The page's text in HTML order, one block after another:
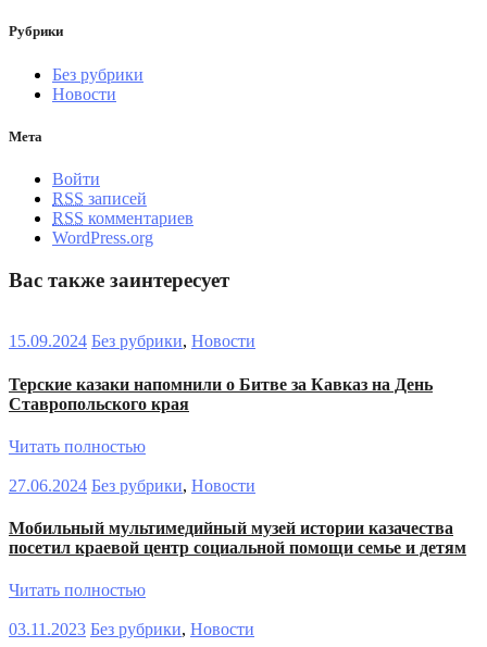
Рубрики
Без рубрики
Новости
Мета
Войти
RSS записей
RSS комментариев
WordPress.org
Вас также заинтересует
15.09.2024 Без рубрики, Новости
Терские казаки напомнили о Битве за Кавказ на День
Ставропольского края
Читать полностью
27.06.2024 Без рубрики, Новости
Мобильный мультимедийный музей истории казачества
посетил краевой центр социальной помощи семье и детям
Читать полностью
03.11.2023 Без рубрики, Новости